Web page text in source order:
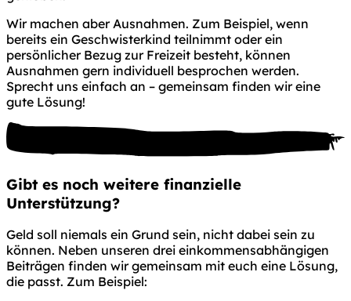
Wir machen aber Ausnahmen. Zum Beispiel, wenn
bereits ein Geschwisterkind teilnimmt oder ein
persönlicher Bezug zur Freizeit besteht, können
Ausnahmen gern individuell besprochen werden.
Sprecht uns einfach an – gemeinsam finden wir eine
gute Lösung!
Gibt es noch weitere finanzielle
Unterstützung?
Geld soll niemals ein Grund sein, nicht dabei sein zu
können. Neben unseren drei einkommensabhängigen
Beiträgen finden wir gemeinsam mit euch eine Lösung,
die passt. Zum Beispiel: